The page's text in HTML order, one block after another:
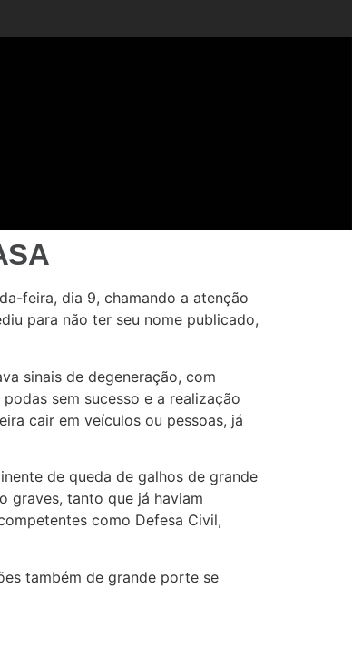
feira, dia 9, chamando a atenção
para não ter seu nome publicado,
sinais de degeneração, com
sem sucesso e a realização
cair em veículos ou pessoas, já
de queda de galhos de grande
graves, tanto que já haviam
como Defesa Civil,
também de grande porte se